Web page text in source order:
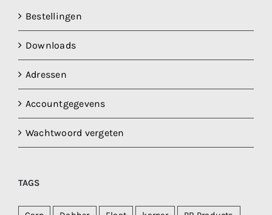
Bestellingen
Downloads
Adressen
Accountgegevens
Wachtwoord vergeten
TAGS